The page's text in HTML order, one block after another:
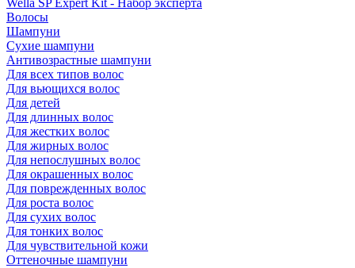
Wella SP Expert Kit - Набор эксперта
Волосы
Шампуни
Сухие шампуни
Антивозрастные шампуни
Для всех типов волос
Для вьющихся волос
Для детей
Для длинных волос
Для жестких волос
Для жирных волос
Для непослушных волос
Для окрашенных волос
Для поврежденных волос
Для роста волос
Для сухих волос
Для тонких волос
Для чувствительной кожи
Оттеночные шампуни